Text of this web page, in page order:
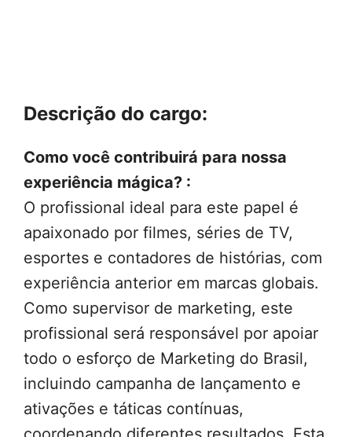
Descrição do cargo:
Como você contribuirá para nossa
experiência mágica? :
O profissional ideal para este papel é
apaixonado por filmes, séries de TV,
esportes e contadores de histórias, com
experiência anterior em marcas globais.
Como supervisor de marketing, este
profissional será responsável por apoiar
todo o esforço de Marketing do Brasil,
incluindo campanha de lançamento e
ativações e táticas contínuas,